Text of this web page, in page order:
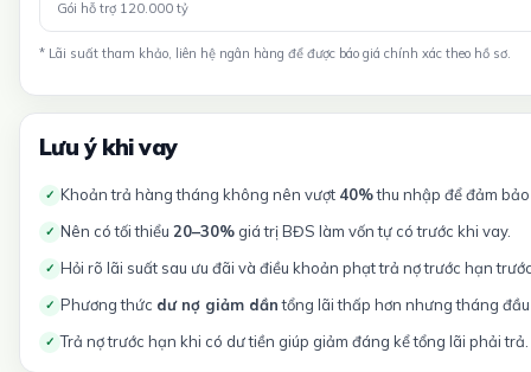
Gói hỗ trợ 120.000 tỷ
* Lãi suất tham khảo, liên hệ ngân hàng để được báo giá chính xác theo hồ sơ.
Lưu ý khi vay
✓ Khoản trả hàng tháng không nên vượt 40%thu nhập để đảm
✓ Nên có tối thiểu 20–30% giá trị BĐS làm vốn tự có trước khi vay.
✓ Hỏi rõ lãi suất sau ưu đãi và điều khoản phạt trả nợ trước hạn
✓ Phương thức dư nợ giảm dầntổng lãi thấp hơn nhưng tháng
✓ Trả nợ trước hạn khi có dư tiền giúp giảm đáng kể tổng lãi phải trả.